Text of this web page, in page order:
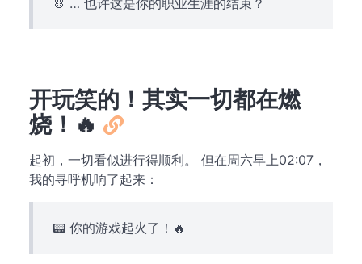
🐰 … 也许这是你的职业生涯的结束？
开玩笑的！其实一切都在燃
烧！🔥
起初，一切看似进行得顺利。 但在周六早上02:07，
我的寻呼机响了起来：
📟 你的游戏起火了！🔥